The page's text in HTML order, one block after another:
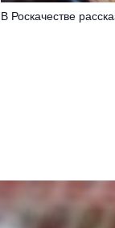
В Роскачестве